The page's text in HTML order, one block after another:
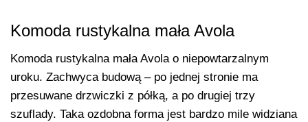
Komoda rustykalna mała Avola
Komoda rustykalna mała Avola o niepowtarzalnym
uroku. Zachwyca budową – po jednej stronie ma
przesuwane drzwiczki z półką, a po drugiej trzy
szuflady. Taka ozdobna forma jest bardzo mile widziana